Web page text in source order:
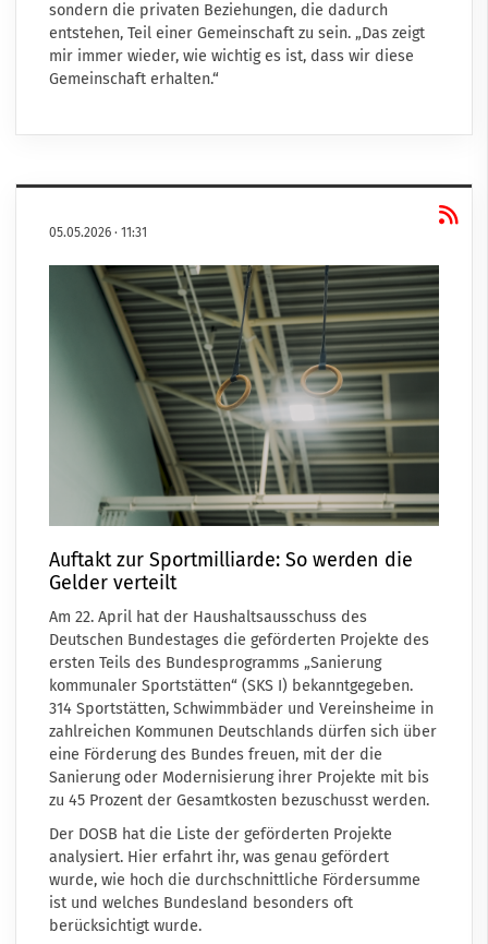
sondern die privaten Beziehungen, die dadurch
entstehen, Teil einer Gemeinschaft zu sein. „Das zeigt
mir immer wieder, wie wichtig es ist, dass wir diese
Gemeinschaft erhalten.“
05.05.2026 · 11:31
Auftakt zur Sportmilliarde: So werden die
Gelder verteilt
Am 22. April hat der Haushaltsausschuss des
Deutschen Bundestages die geförderten Projekte des
ersten Teils des Bundesprogramms „Sanierung
kommunaler Sportstätten“ (SKS I) bekanntgegeben.
314 Sportstätten, Schwimmbäder und Vereinsheime in
zahlreichen Kommunen Deutschlands dürfen sich über
eine Förderung des Bundes freuen, mit der die
Sanierung oder Modernisierung ihrer Projekte mit bis
zu 45 Prozent der Gesamtkosten bezuschusst werden.
Der DOSB hat die Liste der geförderten Projekte
analysiert. Hier erfahrt ihr, was genau gefördert
wurde, wie hoch die durchschnittliche Fördersumme
ist und welches Bundesland besonders oft
berücksichtigt wurde.